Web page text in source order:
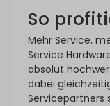
So
Mehr Service,
Service
absolut
dabei
Servicepartners